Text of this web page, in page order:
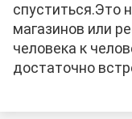
спуститься.Это
магазинов или
человека к
достаточно